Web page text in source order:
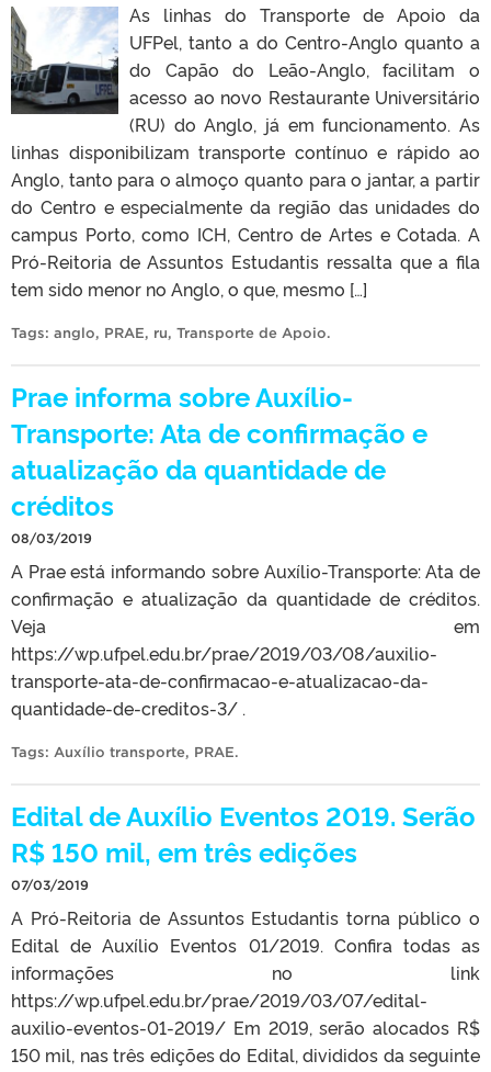
As linhas do Transporte de Apoio da
UFPel, tanto a do Centro-Anglo quanto a
do Capão do Leão-Anglo, facilitam o
acesso ao novo Restaurante Universitário
(RU) do Anglo, já em funcionamento. As
linhas disponibilizam transporte contínuo e rápido ao
Anglo, tanto para o almoço quanto para o jantar, a partir
do Centro e especialmente da região das unidades do
campus Porto, como ICH, Centro de Artes e Cotada. A
Pró-Reitoria de Assuntos Estudantis ressalta que a fila
tem sido menor no Anglo, o que, mesmo […]
Tags: anglo, PRAE, ru, Transporte de Apoio.
Prae informa sobre Auxílio-
Transporte: Ata de confirmação e
atualização da quantidade de
créditos
08/03/2019
A Prae está informando sobre Auxílio-Transporte: Ata de
confirmação e atualização da quantidade de créditos.
Veja em
https://wp.ufpel.edu.br/prae/2019/03/08/auxilio-
transporte-ata-de-confirmacao-e-atualizacao-da-
quantidade-de-creditos-3/ .
Tags: Auxílio transporte, PRAE.
Edital de Auxílio Eventos 2019. Serão
R$ 150 mil, em três edições
07/03/2019
A Pró-Reitoria de Assuntos Estudantis torna público o
Edital de Auxílio Eventos 01/2019. Confira todas as
informações no link
https://wp.ufpel.edu.br/prae/2019/03/07/edital-
auxilio-eventos-01-2019/ Em 2019, serão alocados R$
150 mil, nas três edições do Edital, divididos da seguinte